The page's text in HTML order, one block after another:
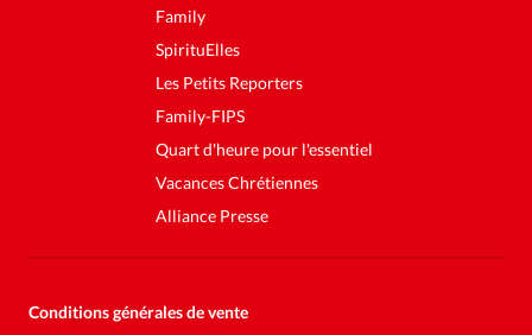
Family
SpirituElles
Les Petits Reporters
Family-FIPS
Quart d'heure pour l'essentiel
Vacances Chrétiennes
Alliance Presse
Conditions générales de vente